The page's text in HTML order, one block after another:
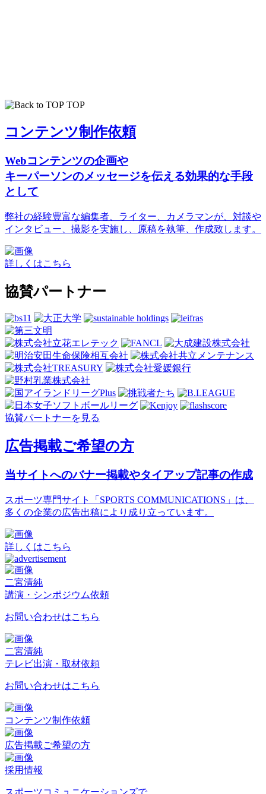
TOP
コンテンツ制作依頼
Webコンテンツの企画や
キーパーソンのメッセージを伝える効果的な手段
として
弊社の経験豊富な編集者、ライター、カメラマンが、対談や
インタビュー、撮影を実施し、原稿を執筆、作成致します。
詳しくはこちら
協賛パートナー
協賛パートナーを見る
広告掲載ご希望の方
当サイトへのバナー掲載やタイアップ記事の作成
スポーツ専門サイト「SPORTS COMMUNICATIONS」は、
多くの企業の広告出稿により成り立っています。
詳しくはこちら
二宮清純
講演・シンポジウム依頼
お問い合わせはこちら
二宮清純
テレビ出演・取材依頼
お問い合わせはこちら
コンテンツ制作依頼
広告掲載ご希望の方
採用情報
スポーツコミュニケーションズで